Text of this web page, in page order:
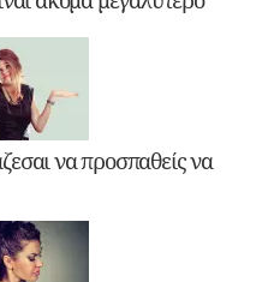
να προσπαθείς να